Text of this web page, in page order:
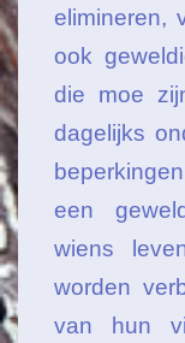
elimineren,
ook
die moe
dagelijks
een
wiens
worden
van hun